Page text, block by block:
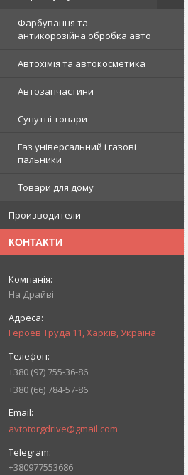
Фарбування та
антикорозійна обробка авто
Автохімія та автокосметика
Автозапчастини
Супутні товари
Газ універсальний і газові
пальники
Товари для дому
Производители
КОНТАКТИ
На Драйві
Героев Труда 11, Харків, Україна
+380 (97) 755-36-86
+380 (66) 784-57-86
avtotorgdrive@gmail.com
+380977553686